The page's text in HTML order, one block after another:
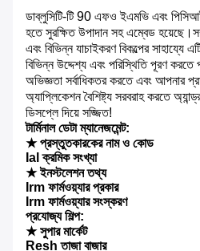
ডাব্লুসিটি-টি 90 এফও ইএমভি এবং
হতে সুরক্ষিত উপাদান সহ এম্বেড
এবং বিভিন্ন যাচাইকরণ বিকল্পের সাহায্যে
বিভিন্ন উদ্দেশ্য এবং পরিস্থিতি পূরণ করতে
অভিজ্ঞতা সর্বাধিকতর করতে এবং আপনার
অ্যাপ্লিকেশন বৈশিষ্ট্য সরবরাহ করতে
ডিসপ্লে দিয়ে সজ্জিত!
টার্মিনাল ডেটা ম্যানেজমেন্ট:
★ প্রস্তুতকারকের নাম ও কোড
Ial ক্রমিক সংখ্যা
★ ইনস্টলেশন তথ্য
Irm ফার্মওয়্যার প্রকার
Irm ফার্মওয়্যার সংস্করণ
প্রযোজ্য শিল্প:
★ সুপার মার্কেট
Resh তাজা বাজার